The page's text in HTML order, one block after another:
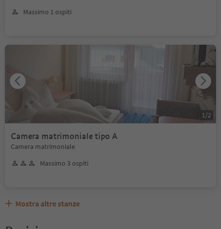
Massimo 1 ospiti
Camera matrimoniale tipo A
Camera matrimoniale
Massimo 3 ospiti
1 /2
Mostra altre stanze